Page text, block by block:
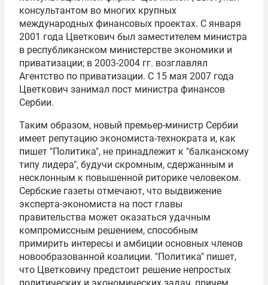
консультантом во многих крупных
международных финансовых проектах. С января
2001 года Цветкович был заместителем министра
в республиканском министерстве экономики и
приватизации; в 2003-2004 гг. возглавлял
Агентство по приватизации. С 15 мая 2007 года
Цветкович занимал пост министра финансов
Сербии.
Таким образом, новый премьер-министр Сербии
имеет репутацию экономиста-технократа и, как
пишет "Политика", не принадлежит к "балканскому
типу лидера", будучи скромным, сдержанным и
несклонным к повышенной риторике человеком.
Сербские газеты отмечают, что выдвижение
эксперта-экономиста на пост главы
правительства может оказаться удачным
компромиссным решением, способным
примирить интересы и амбиции основных членов
новообразованной коалиции. "Политика" пишет,
что Цветковичу предстоит решение непростых